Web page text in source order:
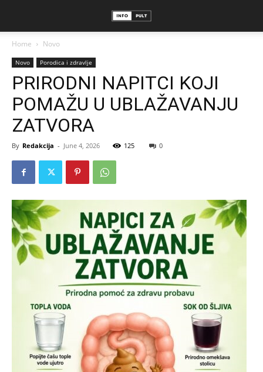
Home Novo
Novo Porodica i zdravlje
PRIRODNI NAPITCI KOJI
POMAŽU U UBLAŽAVANJU
ZATVORA
By Redakcija - June 4, 2026 125 0